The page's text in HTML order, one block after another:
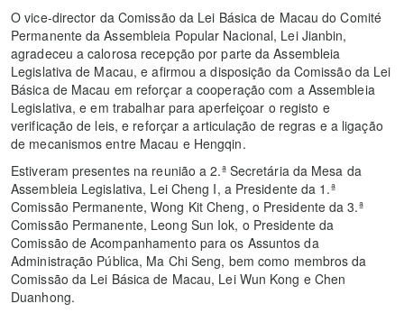
O vice-director da Comissão da Lei Básica de Macau do Comité
Permanente da Assembleia Popular Nacional, Lei Jianbin,
agradeceu a calorosa recepção por parte da Assembleia
Legislativa de Macau, e afirmou a disposição da Comissão da Lei
Básica de Macau em reforçar a cooperação com a Assembleia
Legislativa, e em trabalhar para aperfeiçoar o registo e
verificação de leis, e reforçar a articulação de regras e a ligação
de mecanismos entre Macau e Hengqin.
Estiveram presentes na reunião a 2.ª Secretária da Mesa da
Assembleia Legislativa, Lei Cheng I, a Presidente da 1.ª
Comissão Permanente, Wong Kit Cheng, o Presidente da 3.ª
Comissão Permanente, Leong Sun Iok, o Presidente da
Comissão de Acompanhamento para os Assuntos da
Administração Pública, Ma Chi Seng, bem como membros da
Comissão da Lei Básica de Macau, Lei Wun Kong e Chen
Duanhong.